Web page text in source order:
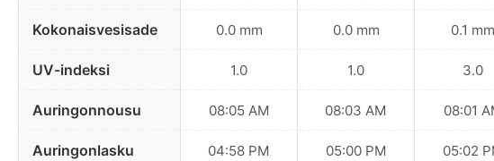
Kokonaisvesisade
UV-indeksi
Auringonnousu
Auringonlasku
0.0 mm
1.0
08:05 AM
04:58 PM
0.0 mm
1.0
08:03 AM
05:00 PM
0.1 mm
3.0
08:01
05:02